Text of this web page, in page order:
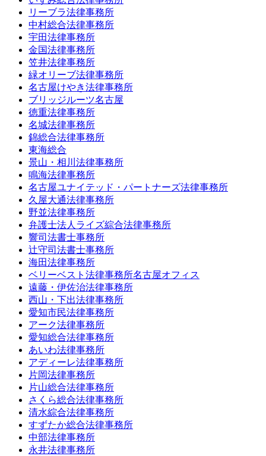
リーブラ法律事務所
中村総合法律事務所
宇田法律事務所
金国法律事務所
笠井法律事務所
緑オリーブ法律事務所
名古屋けやき法律事務所
ブリッジルーツ名古屋
徳重法律事務所
名城法律事務所
錦総合法律事務所
東海総合
景山・相川法律事務所
鳴海法律事務所
名古屋ユナイテッド・パートナーズ法律事務所
久屋大通法律事務所
野並法律事務所
弁護士法人ライズ綜合法律事務所
響司法書士事務所
辻守司法書士事務所
海田法律事務所
ベリーベスト法律事務所名古屋オフィス
遠藤・伊佐治法律事務所
西山・下出法律事務所
愛知市民法律事務所
アーク法律事務所
愛知総合法律事務所
あいわ法律事務所
アディーレ法律事務所
片岡法律事務所
片山総合法律事務所
さくら総合法律事務所
清水綜合法律事務所
すずたか総合法律事務所
中部法律事務所
永井法律事務所